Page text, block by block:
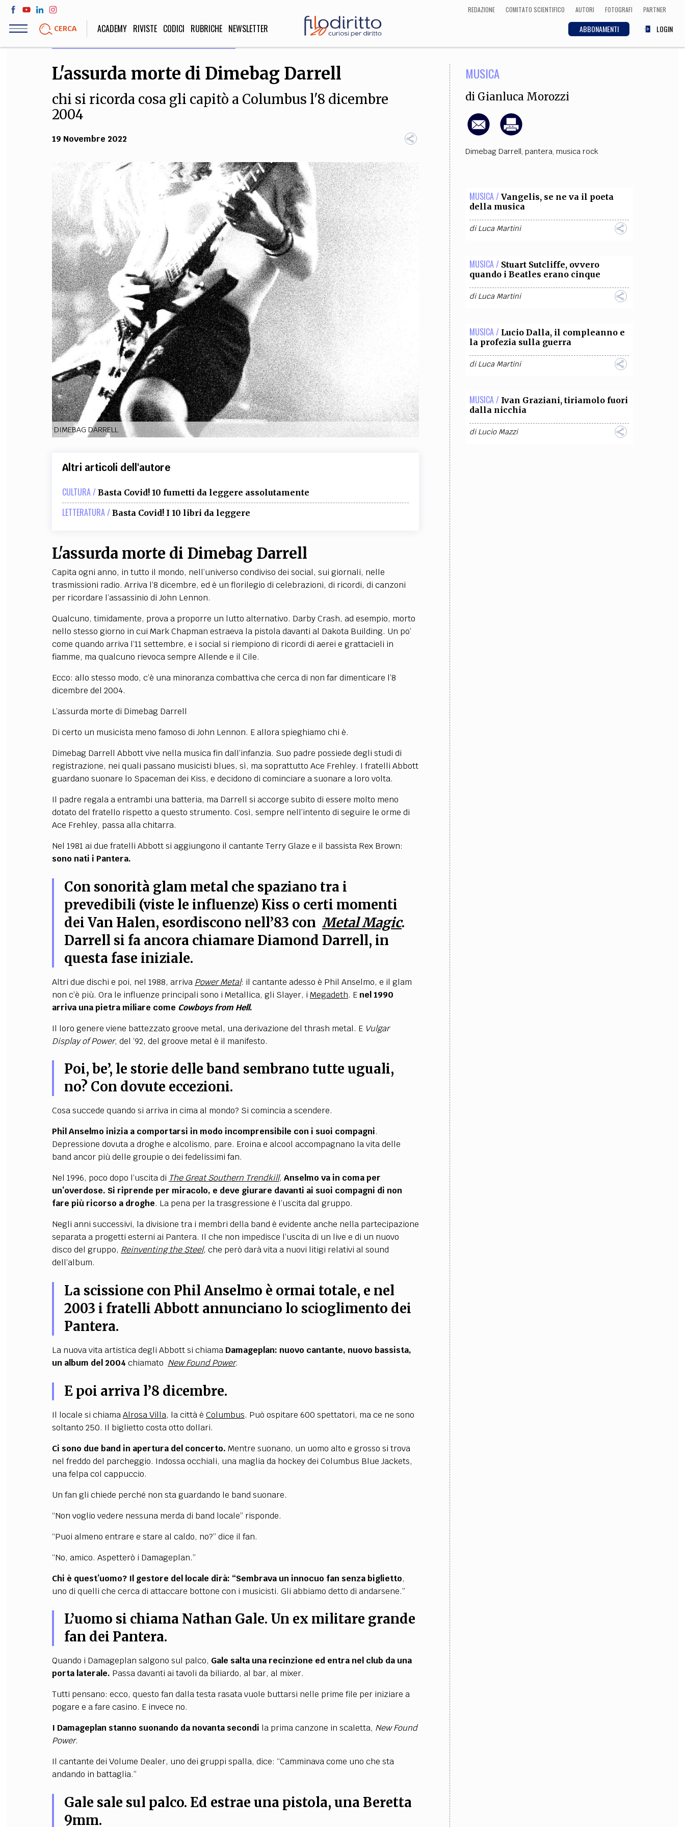
Salta
contenuto
REDAZIONE COMITATO SCIENTIFICO AUTORI FOTOGRAFI PARTNER
CERCA ABBONAMENTI LOGIN
ACADEMY RIVISTE CODICI RUBRICHE NEWSLETTER
LIFE STYLE
Sport, Cucina, Viaggi,
Moda
SOCIETÀ
Politica, Attualità,
Educazione, Lavoro, Esteri
DIRITTO ECONOMIA
Biologia, Cifrematica,
STORIA E FILOSOFIA
Scienze storiche,
umanistiche, Religione
INNOVAZIONE
Scienze informatiche,
Architettura, Ingegneria
CULTURA
Arte, Cinema, Musica,
TEAM
FILODIRITTO REDAZIONE COMITATO SCIENTIFICO AUTORI CURATORI FOTOGRAFI
EXTRA
CODICI RUBRICHE LIBRI PROCEEDINGS PUBBLICITÀ
SOCIAL MEDIA
L'assurda morte di Dimebag Darrell
chi si ricorda cosa gli capitò a Columbus l'8 dicembre
2004
19 Novembre 2022
DIMEBAG DARRELL
Altri articoli dell'autore
CULTURA / Basta Covid! 10 fumetti da leggere assolutamente
LETTERATURA / Basta Covid! I 10 libri da leggere
L'assurda morte di Dimebag Darrell
Capita ogni anno, in tutto il mondo, nell’universo condiviso dei social, sui giornali, nelle
trasmissioni radio. Arriva l’8 dicembre, ed è un florilegio di celebrazioni, di ricordi, di canzoni
per ricordare l’assassinio di John Lennon.
Qualcuno, timidamente, prova a proporre un lutto alternativo. Darby Crash, ad esempio, morto
nello stesso giorno in cui Mark Chapman estraeva la pistola davanti al Dakota Building. Un po’
come quando arriva l’11 settembre, e i social si riempiono di ricordi di aerei e grattacieli in
fiamme, ma qualcuno rievoca sempre Allende e il Cile.
Ecco: allo stesso modo, c’è una minoranza combattiva che cerca di non far dimenticare l’8
dicembre del 2004.
L’assurda morte di Dimebag Darrell
Di certo un musicista meno famoso di John Lennon. E allora spieghiamo chi è.
Dimebag Darrell Abbott vive nella musica fin dall’infanzia. Suo padre possiede degli studi di
registrazione, nei quali passano musicisti blues, sì, ma soprattutto Ace Frehley. I fratelli Abbott
guardano suonare lo Spaceman dei Kiss, e decidono di cominciare a suonare a loro volta.
Il padre regala a entrambi una batteria, ma Darrell si accorge subito di essere molto meno
dotato del fratello rispetto a questo strumento. Così, sempre nell’intento di seguire le orme di
Ace Frehley, passa alla chitarra.
Nel 1981 ai due fratelli Abbott si aggiungono il cantante Terry Glaze e il bassista Rex Brown:
sono nati i Pantera.
Con sonorità glam metal che spaziano tra i
prevedibili (viste le influenze) Kiss o certi momenti
dei Van Halen, esordiscono nell’83 con Metal Magic.
Darrell si fa ancora chiamare Diamond Darrell, in
questa fase iniziale.
Altri due dischi e poi, nel 1988, arriva Power Metal: il cantante adesso è Phil Anselmo, e il glam
non c’è più. Ora le influenze principali sono i Metallica, gli Slayer, i Megadeth. E nel 1990
arriva una pietra miliare come Cowboys from Hell.
Il loro genere viene battezzato groove metal, una derivazione del thrash metal. E Vulgar
Display of Power, del ’92, del groove metal è il manifesto.
Poi, be’, le storie delle band sembrano tutte uguali,
no? Con dovute eccezioni.
Cosa succede quando si arriva in cima al mondo? Si comincia a scendere.
Phil Anselmo inizia a comportarsi in modo incomprensibile con i suoi compagni.
Depressione dovuta a droghe e alcolismo, pare. Eroina e alcool accompagnano la vita delle
band ancor più delle groupie o dei fedelissimi fan.
Nel 1996, poco dopo l’uscita di The Great Southern Trendkill, Anselmo va in coma per
un’overdose. Si riprende per miracolo, e deve giurare davanti ai suoi compagni di non
fare più ricorso a droghe. La pena per la trasgressione è l’uscita dal gruppo.
Negli anni successivi, la divisione tra i membri della band è evidente anche nella partecipazione
separata a progetti esterni ai Pantera. Il che non impedisce l’uscita di un live e di un nuovo
disco del gruppo, Reinventing the Steel, che però darà vita a nuovi litigi relativi al sound
dell’album.
La scissione con Phil Anselmo è ormai totale, e nel
2003 i fratelli Abbott annunciano lo scioglimento dei
Pantera.
La nuova vita artistica degli Abbott si chiama Damageplan: nuovo cantante, nuovo bassista,
un album del 2004 chiamato New Found Power.
E poi arriva l’8 dicembre.
Il locale si chiamaAlrosa Villa, la città è Columbus. Può ospitare 600 spettatori, ma ce ne sono
soltanto 250. Il biglietto costa otto dollari.
Ci sono due band in apertura del concerto. Mentre suonano, un uomo alto e grosso si trova
nel freddo del parcheggio. Indossa occhiali, una maglia da hockey dei Columbus Blue Jackets,
una felpa col cappuccio.
Un fan gli chiede perché non sta guardando le band suonare.
“Non voglio vedere nessuna merda di band locale” risponde.
“Puoi almeno entrare e stare al caldo, no?” dice il fan.
“No, amico. Aspetterò i Damageplan.”
Chi è quest’uomo? Il gestore del locale dirà: “Sembrava un innocuo fan senza biglietto,
uno di quelli che cerca di attaccare bottone con i musicisti. Gli abbiamo detto di andarsene.”
L’uomo si chiama Nathan Gale. Un ex militare grande
fan dei Pantera.
Quando i Damageplan salgono sul palco, Gale salta una recinzione ed entra nel club da una
porta laterale. Passa davanti ai tavoli da biliardo, al bar, al mixer.
Tutti pensano: ecco, questo fan dalla testa rasata vuole buttarsi nelle prime file per iniziare a
pogare e a fare casino. E invece no.
I Damageplan stanno suonando da novanta secondi la prima canzone in scaletta, New Found
Power.
Il cantante dei Volume Dealer, uno dei gruppi spalla, dice: “Camminava come uno che sta
andando in battaglia.”
Gale sale sul palco. Ed estrae una pistola, una Beretta
9mm.
MUSICA
di Gianluca Morozzi
Dimebag Darrell, pantera, musica rock
MUSICA / Vangelis, se ne va il poeta
della musica
diLuca Martini
MUSICA / Stuart Sutcliffe, ovvero
quando i Beatles erano cinque
diLuca Martini
MUSICA / Lucio Dalla, il compleanno e
la profezia sulla guerra
diLuca Martini
MUSICA / Ivan Graziani, tiriamolo fuori
dalla nicchia
diLucio Mazzi